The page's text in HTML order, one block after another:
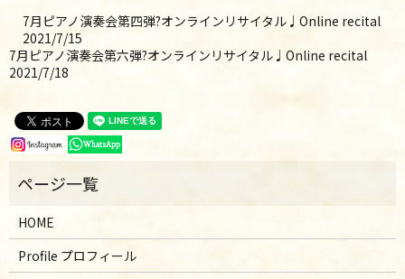
7月ピアノ演奏会第四弾?オンラインリサイタル♩Online recital
2021/7/15
7月ピアノ演奏会第六弾?オンラインリサイタル♩Online recital
2021/7/18
HOME
Profile プロフィール